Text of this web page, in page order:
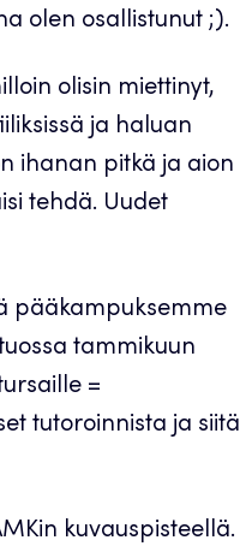
olen osallistunut ;).
olisin miettinyt,
ja haluan
ihanan pitkä ja aion
tehdä. Uudet
pääkampuksemme
tammikuun
=
tutoroinnista ja siitä
kuvauspisteellä.